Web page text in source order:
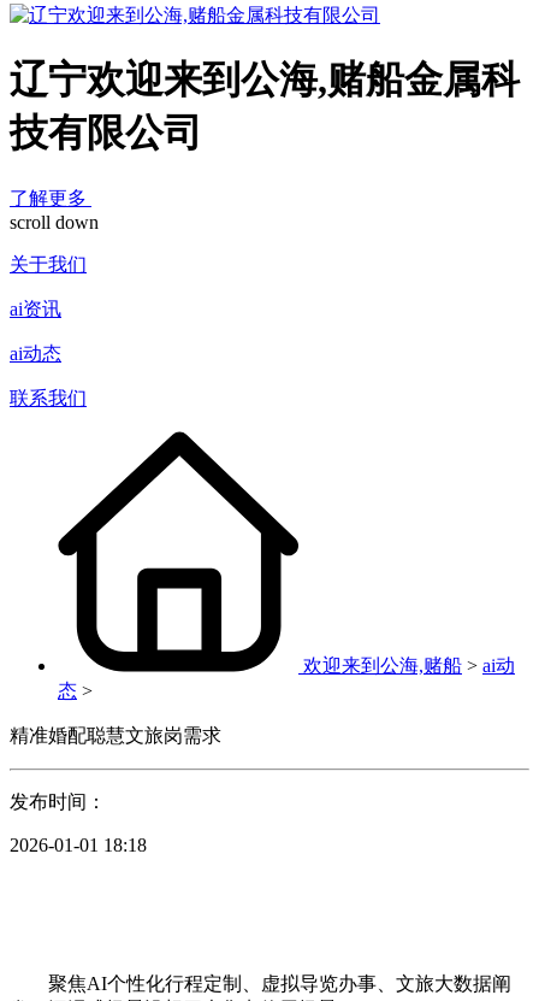
辽宁欢迎来到公海,赌船金属科
技有限公司
了解更多
scroll down
关于我们
ai资讯
ai动态
联系我们
欢迎来到公海,赌船 > ai动
态 >
精准婚配聪慧文旅岗需求
发布时间：
2026-01-01 18:18
聚焦AI个性化行程定制、虚拟导览办事、文旅大数据阐